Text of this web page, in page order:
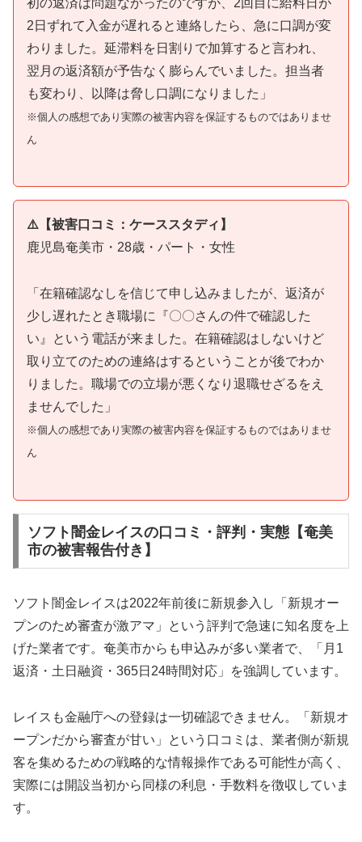
2日ずれて入金が遅れると連絡したら、急に口調が変
わりました。延滞料を日割りで加算すると言われ、
翌月の返済額が予告なく膨らんでいました。担当者
も変わり、以降は脅し口調になりました」
※個人の感想であり実際の被害内容を保証するものではありませ
ん
⚠️【被害口コミ：ケーススタディ】
鹿児島奄美市・28歳・パート・女性
「在籍確認なしを信じて申し込みましたが、返済が
少し遅れたとき職場に『〇〇さんの件で確認した
い』という電話が来ました。在籍確認はしないけど
取り立てのための連絡はするということが後でわか
りました。職場での立場が悪くなり退職せざるをえ
ませんでした」
※個人の感想であり実際の被害内容を保証するものではありませ
ん
ソフト闇金レイスの口コミ・評判・実態【奄美
市の被害報告付き】
ソフト闇金レイスは2022年前後に新規参入し「新規オー
プンのため審査が激アマ」という評判で急速に知名度を上
げた業者です。奄美市からも申込みが多い業者で、「月1
返済・土日融資・365日24時間対応」を強調しています。
レイスも金融庁への登録は一切確認できません。「新規オ
ープンだから審査が甘い」という口コミは、業者側が新規
客を集めるための戦略的な情報操作である可能性が高く、
実際には開設当初から同様の利息・手数料を徴収していま
す。